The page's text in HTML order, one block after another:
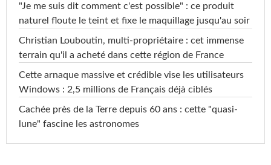
"Je me suis dit comment c'est possible" : ce produit
naturel floute le teint et fixe le maquillage jusqu'au soir
Christian Louboutin, multi-propriétaire : cet immense
terrain qu'il a acheté dans cette région de France
Cette arnaque massive et crédible vise les utilisateurs
Windows : 2,5 millions de Français déjà ciblés
Cachée près de la Terre depuis 60 ans : cette "quasi-
lune" fascine les astronomes